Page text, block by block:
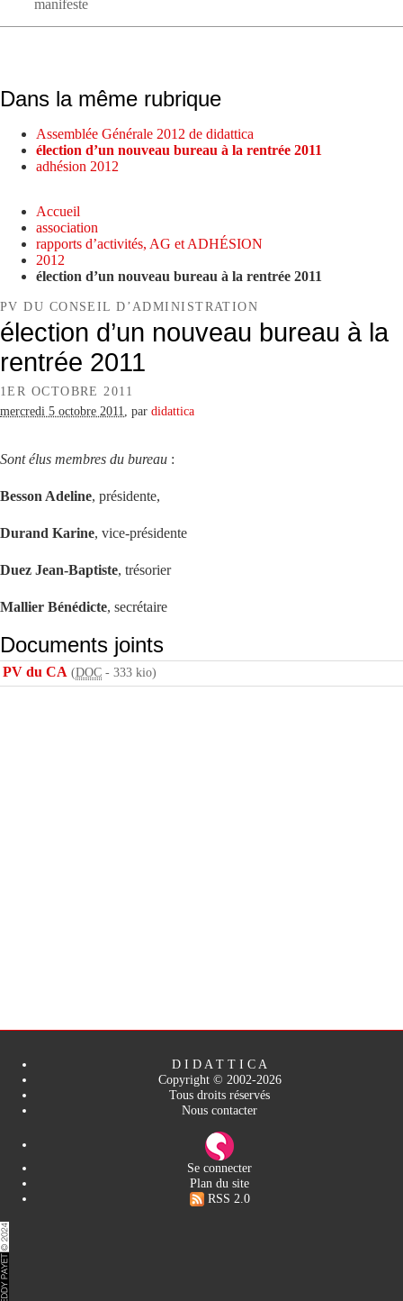
manifeste
Dans la même rubrique
Assemblée Générale 2012 de didattica
élection d’un nouveau bureau à la rentrée 2011
adhésion 2012
Accueil
association
rapports d’activités, AG et ADHÉSION
2012
élection d’un nouveau bureau à la rentrée 2011
PV DU CONSEIL D’ADMINISTRATION
élection d’un nouveau bureau à la
rentrée 2011
1ER OCTOBRE 2011
mercredi 5 octobre 2011
par didattica
Sont élus membres du bureau :
Besson Adeline, présidente,
Durand Karine, vice-présidente
Duez Jean-Baptiste, trésorier
Mallier Bénédicte, secrétaire
Documents joints
PV du CA (DOC -333 kio)
D I D A T T I C A
Copyright © 2002-2026
Tous droits réservés
Nous contacter
Se connecter
Plan du site
RSS 2.0